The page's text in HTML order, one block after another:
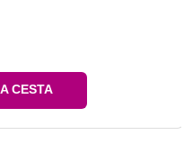
CESTA